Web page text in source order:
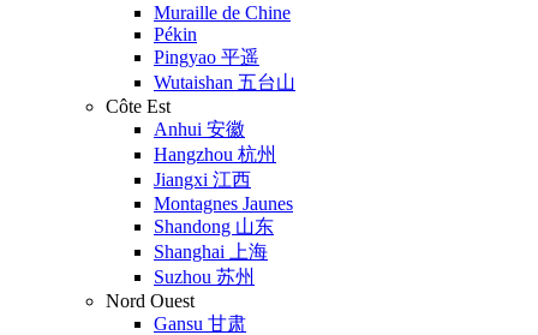
Muraille de Chine
Pékin
Pingyao 平遥
Wutaishan 五台山
Côte Est
Anhui 安徽
Hangzhou 杭州
Jiangxi 江西
Montagnes Jaunes
Shandong 山东
Shanghai 上海
Suzhou 苏州
Nord Ouest
Gansu 甘肃